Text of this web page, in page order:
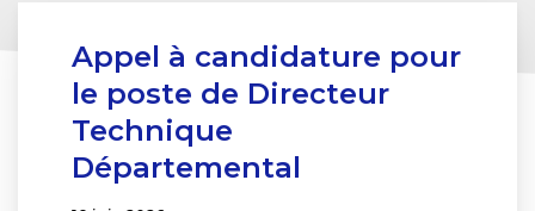
Appel à candidature pour
le poste de Directeur
Technique
Départemental